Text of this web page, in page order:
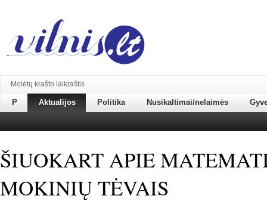
Molėtų krašto laikraštis
P Aktualijos Politika Nusikaltimai/nelaimės
ŠIUOKART APIE
MOKINIŲ TĖVAIS